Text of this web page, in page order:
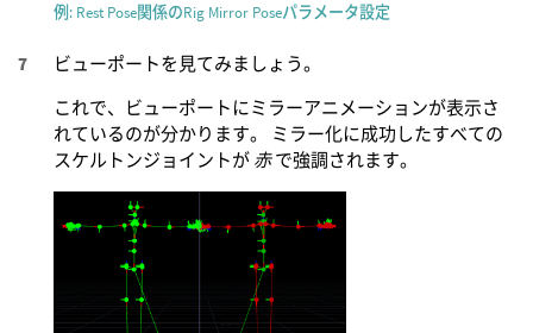
例: Rest Pose関係のRig Mirror Poseパラメータ設定
ビューポートを見てみましょう。
これで、ビューポートにミラーアニメーションが表示さ
れているのが分かります。 ミラー化に成功したすべての
スケルトンジョイントが 赤で強調されます。